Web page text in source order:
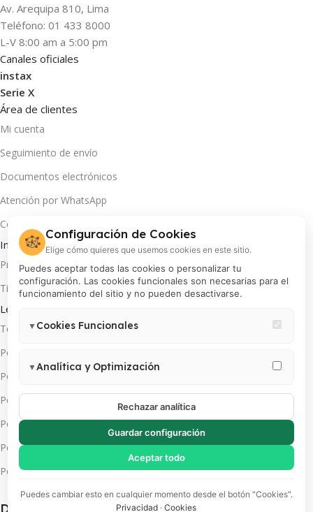
Av. Arequipa 810, Lima
Teléfono: 01 433 8000
L-V 8:00 am a 5:00 pm
Canales oficiales
instax
Serie X
Área de clientes
Mi cuenta
Seguimiento de envío
Documentos electrónicos
Atención por WhatsApp
Contáctanos
Información útil
Preguntas frecuentes
Tiempo y cobertura de envíos
Legales
Términos y condiciones
Política de privacidad
Política de cambios y devoluciones
Política de pago en cuotas
Política de servicio técnico
Política de promociones
Política de cookies
Descarga App(s):
🍪 Configuración de Cookies
Elige cómo quieres que usemos cookies en este sitio.
Puedes aceptar todas las cookies o personalizar tu
configuración. Las cookies funcionales son necesarias para el
funcionamiento del sitio y no pueden desactivarse.
▼ Cookies Funcionales
sesión, preferencias de usuario). Estas cookies no pueden
▼Analítica y Optimización
mejorar la experiencia. Incluye Google Analytics 4, Google Tag
Manager y Meta Pixel.
Rechazar analítica
Guardar configuración
Aceptar todo
Puedes cambiar esto en cualquier momento desde el botón "Cookies".
Privacidad ·Cookies